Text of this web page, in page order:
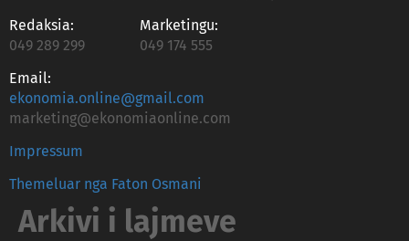
Redaksia:
049 289 299
Marketingu:
049 174 555
Email:
ekonomia.online@gmail.com
marketing@ekonomiaonline.com
Impressum
Themeluar nga Faton Osmani
Arkivi i lajmeve